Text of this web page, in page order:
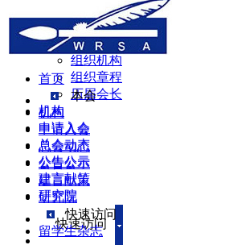
本会介绍
领导机构
理事会
组织机构
组织章程
历届会长
机构
申请入会
总会动态
公告公示
建言献策
研究院
快速访问
首页
本会
机构
申请入会
总会动态
公告公示
建言献策
研究院
快速访问
留学生杂志